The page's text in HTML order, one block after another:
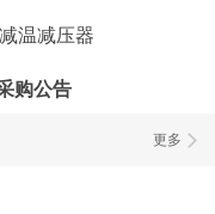
温减压器
购公告
更多